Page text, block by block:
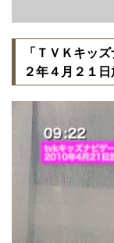
「ＴＶＫキッ
２年４月２１日